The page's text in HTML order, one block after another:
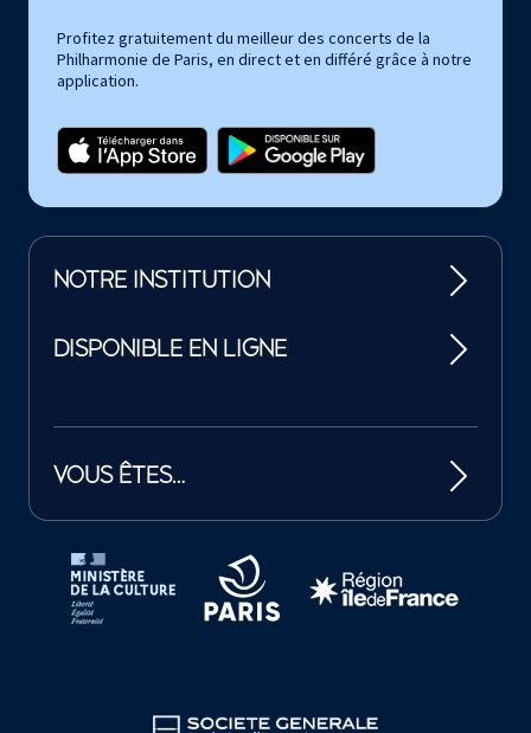
Profitez gratuitement du meilleur des concerts de la
Philharmonie de Paris, en direct et en différé grâce à notre
application.
NOTRE INSTITUTION
DISPONIBLE EN LIGNE
VOUS ÊTES…
Tutelles et mécènes de la Philharmonie de Paris